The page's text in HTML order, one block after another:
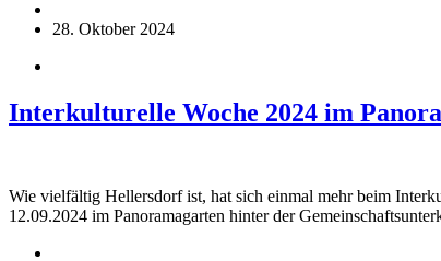
28. Oktober 2024
Interkulturelle Woche 2024 im
Wie vielfältig Hellersdorf ist, hat sich einmal mehr beim
12.09.2024 im Panoramagarten hinter der